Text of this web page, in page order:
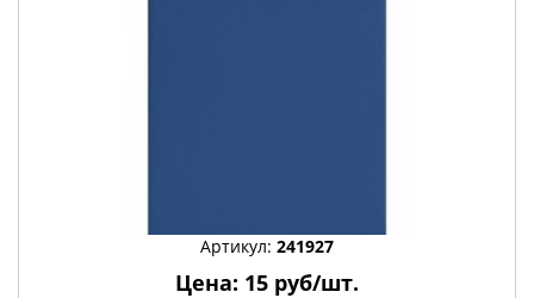
Артикул: 241927
Цена: 15 руб/шт.